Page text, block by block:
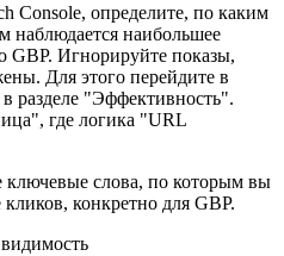
Console, определите, по каким
наблюдается наибольшее
GBP. Игнорируйте показы,
Для этого перейдите в
разделе "Эффективность".
где логика "URL
ключевые слова, по которым вы
конкретно для GBP.